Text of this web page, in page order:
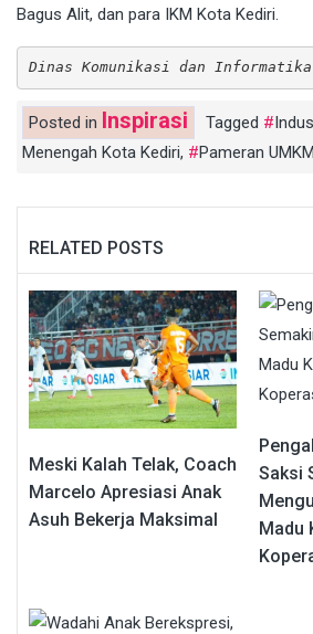
Bagus Alit, dan para IKM Kota Kediri.
Dinas Komunikasi dan
Posted in Inspirasi Tagged
Menengah Kota Kediri, Pameran UMKM
RELATED POSTS
Meski Kalah Telak, Coach
Marcelo Apresiasi Anak
Asuh Bekerja Maksimal
Saksi
Madu